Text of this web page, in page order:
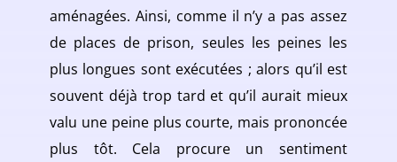
aménagées. Ainsi, comme il n’y a pas assez
de places de prison, seules les peines les
plus longues sont exécutées ; alors qu’il est
souvent déjà trop tard et qu’il aurait mieux
valu une peine plus courte, mais prononcée
plus tôt. Cela procure un sentiment